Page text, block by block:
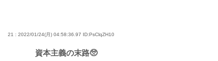
21 : 2022/01/24(月) 04:58:36.97 ID:PsClqZH10
資本主義の末路🥺